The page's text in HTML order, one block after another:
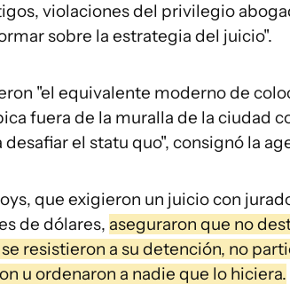
violaciones del privilegio
sobre la estrategia del juicio".
"el equivalente moderno de
fuera de la muralla de la ciudad
el statu quo", consignó la
que exigieron un juicio con
de dólares, aseguraron que no
resistieron a su detención, no
u ordenaron a nadie que lo hiciera.